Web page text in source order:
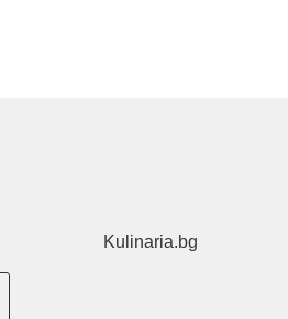
Kulinaria.bg